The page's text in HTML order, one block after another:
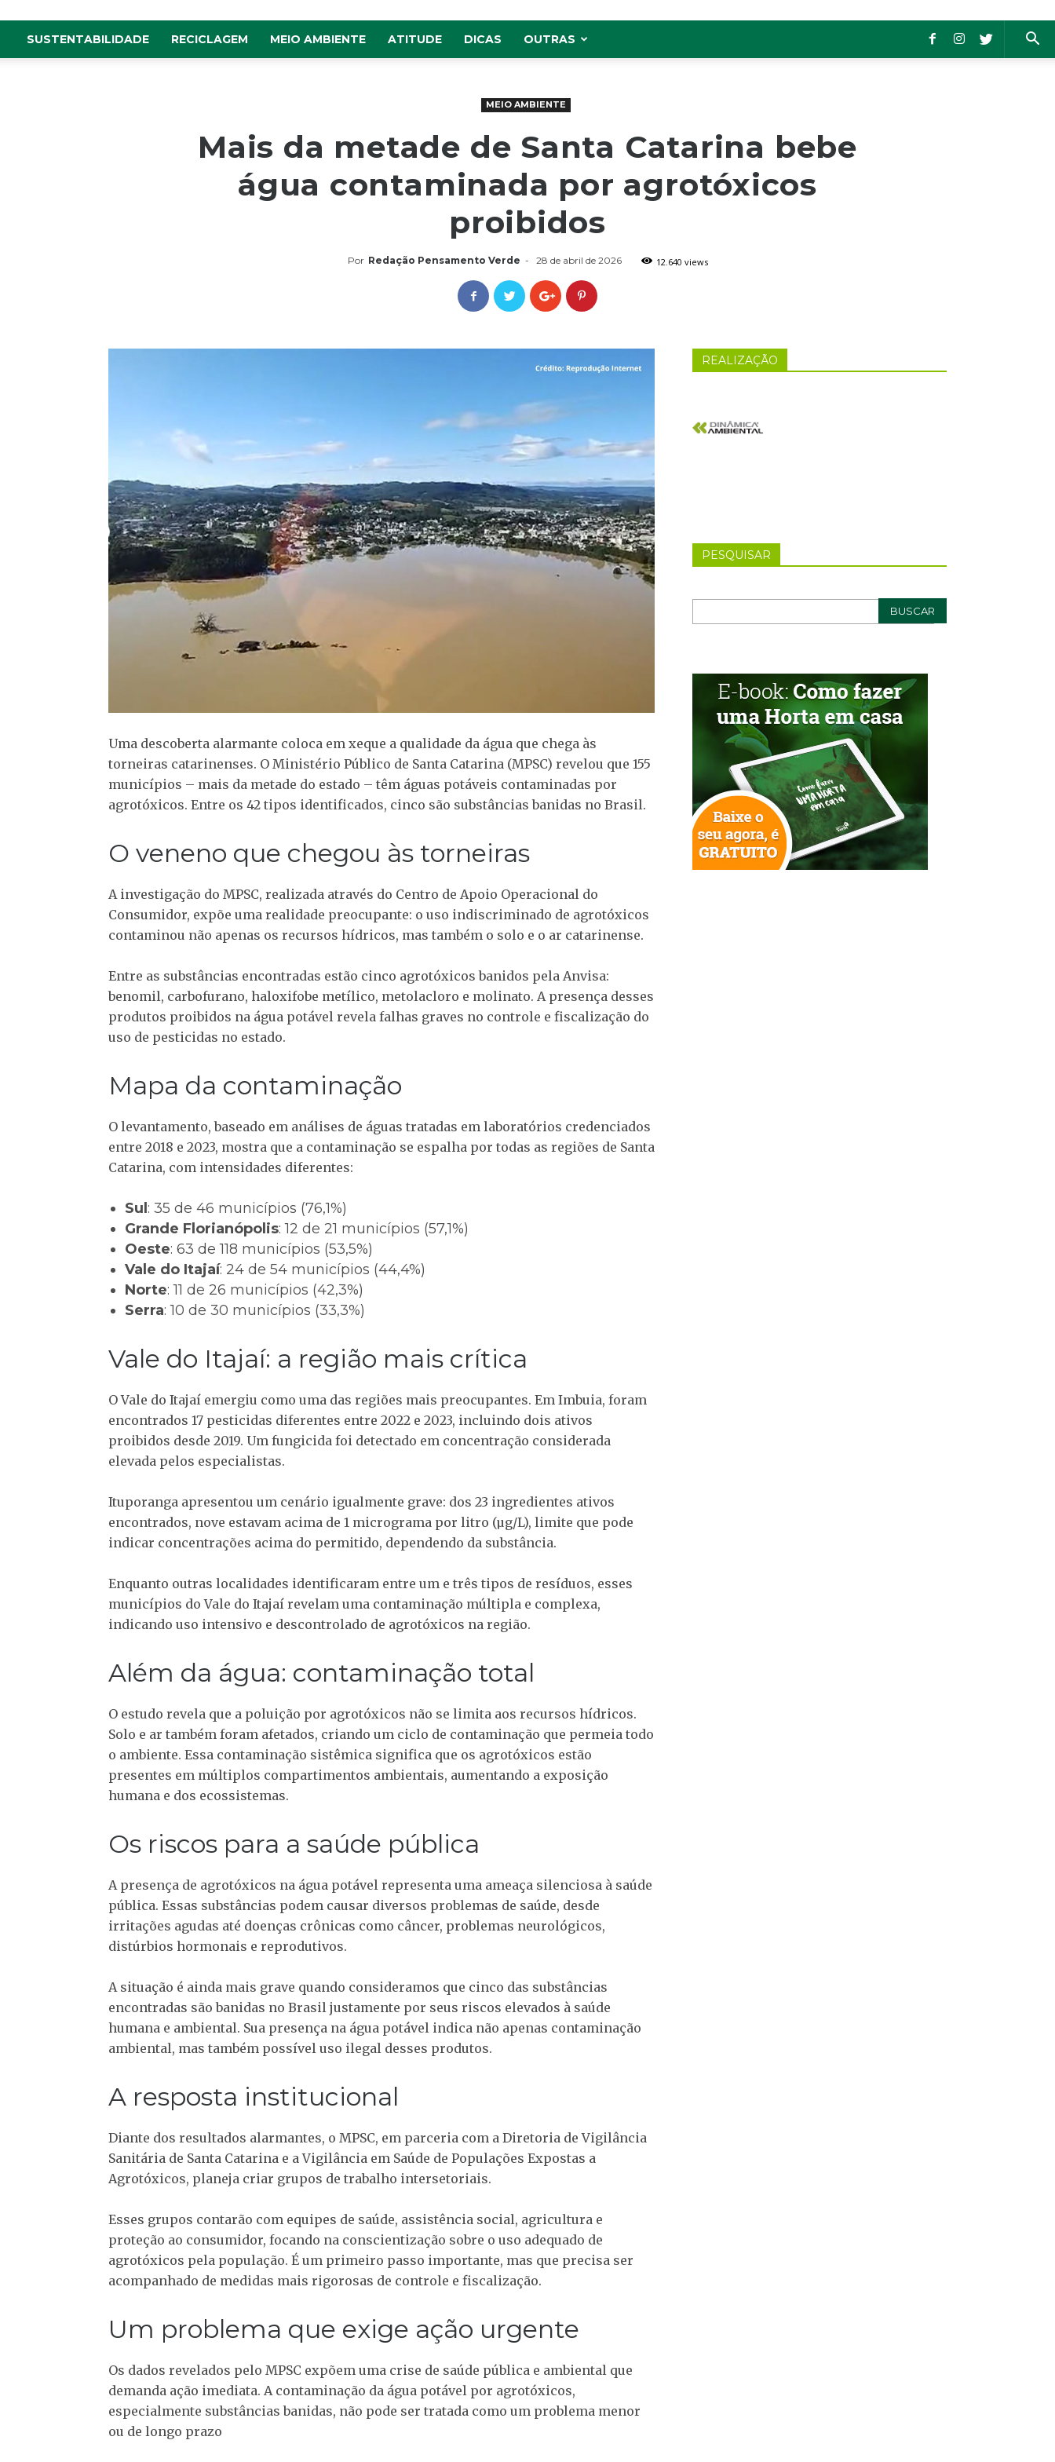
SUSTENTABILIDADE RECICLAGEM MEIO AMBIENTE ATITUDE DICAS OUTRAS
MEIO AMBIENTE
Mais da metade de Santa Catarina bebe
água contaminada por agrotóxicos
proibidos
Por Redação Pensamento Verde - 28 de abril de 2026 12.640 views
Uma descoberta alarmante coloca em xeque a qualidade da água que chega às
torneiras catarinenses. O Ministério Público de Santa Catarina (MPSC) revelou que 155
municípios – mais da metade do estado – têm águas potáveis contaminadas por
agrotóxicos. Entre os 42 tipos identificados, cinco são substâncias banidas no Brasil.
O veneno que chegou às torneiras
A investigação do MPSC, realizada através do Centro de Apoio Operacional do
Consumidor, expõe uma realidade preocupante: o uso indiscriminado de agrotóxicos
contaminou não apenas os recursos hídricos, mas também o solo e o ar catarinense.
Entre as substâncias encontradas estão cinco agrotóxicos banidos pela Anvisa:
benomil, carbofurano, haloxifobe metílico, metolacloro e molinato. A presença desses
produtos proibidos na água potável revela falhas graves no controle e fiscalização do
uso de pesticidas no estado.
Mapa da contaminação
O levantamento, baseado em análises de águas tratadas em laboratórios credenciados
entre 2018 e 2023, mostra que a contaminação se espalha por todas as regiões de Santa
Catarina, com intensidades diferentes:
Sul : 35 de 46 municípios (76,1%)
Grande Florianópolis: 12 de 21 municípios (57,1%)
Oeste: 63 de 118 municípios (53,5%)
Vale do Itajaí: 24 de 54 municípios (44,4%)
Norte: 11 de 26 municípios (42,3%)
Serra: 10 de 30 municípios (33,3%)
Vale do Itajaí: a região mais crítica
O Vale do Itajaí emergiu como uma das regiões mais preocupantes. Em Imbuia, foram
encontrados 17 pesticidas diferentes entre 2022 e 2023, incluindo dois ativos
proibidos desde 2019. Um fungicida foi detectado em concentração considerada
elevada pelos especialistas.
Ituporanga apresentou um cenário igualmente grave: dos 23 ingredientes ativos
encontrados, nove estavam acima de 1 micrograma por litro (µg/L), limite que pode
indicar concentrações acima do permitido, dependendo da substância.
Enquanto outras localidades identificaram entre um e três tipos de resíduos, esses
municípios do Vale do Itajaí revelam uma contaminação múltipla e complexa,
indicando uso intensivo e descontrolado de agrotóxicos na região.
Além da água: contaminação total
O estudo revela que a poluição por agrotóxicos não se limita aos recursos hídricos.
Solo e ar também foram afetados, criando um ciclo de contaminação que permeia todo
o ambiente. Essa contaminação sistêmica significa que os agrotóxicos estão
presentes em múltiplos compartimentos ambientais, aumentando a exposição
humana e dos ecossistemas.
Os riscos para a saúde pública
A presença de agrotóxicos na água potável representa uma ameaça silenciosa à saúde
pública. Essas substâncias podem causar diversos problemas de saúde, desde
irritações agudas até doenças crônicas como câncer, problemas neurológicos,
distúrbios hormonais e reprodutivos.
A situação é ainda mais grave quando consideramos que cinco das substâncias
encontradas são banidas no Brasil justamente por seus riscos elevados à saúde
humana e ambiental. Sua presença na água potável indica não apenas contaminação
ambiental, mas também possível uso ilegal desses produtos.
A resposta institucional
Diante dos resultados alarmantes, o MPSC, em parceria com a Diretoria de Vigilância
Sanitária de Santa Catarina e a Vigilância em Saúde de Populações Expostas a
Agrotóxicos, planeja criar grupos de trabalho intersetoriais.
Esses grupos contarão com equipes de saúde, assistência social, agricultura e
proteção ao consumidor, focando na conscientização sobre o uso adequado de
agrotóxicos pela população. É um primeiro passo importante, mas que precisa ser
acompanhado de medidas mais rigorosas de controle e fiscalização.
Um problema que exige ação urgente
Os dados revelados pelo MPSC expõem uma crise de saúde pública e ambiental que
demanda ação imediata. A contaminação da água potável por agrotóxicos,
especialmente substâncias banidas, não pode ser tratada como um problema menor
ou de longo prazo
REALIZAÇÃO
PESQUISAR